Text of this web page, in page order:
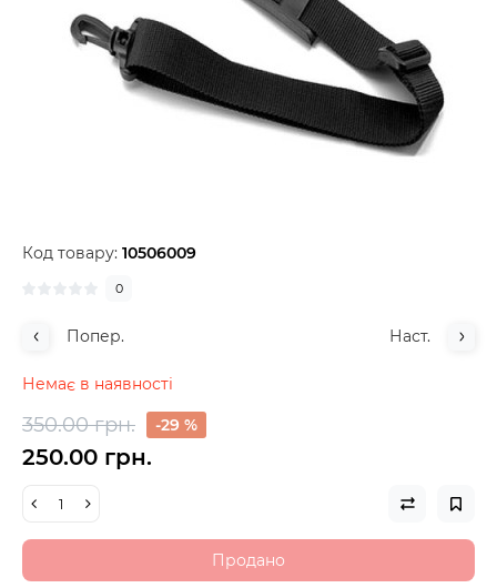
Код товару: 10506009
0
Попер. Наст.
Немає в наявності
350.00 грн. -29 %
250.00 грн.
Продано